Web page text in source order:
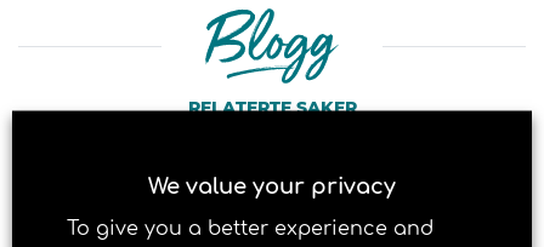
RELATERTE SAKER
7. JUNE 2017We value your privacy
To give you a better experience and